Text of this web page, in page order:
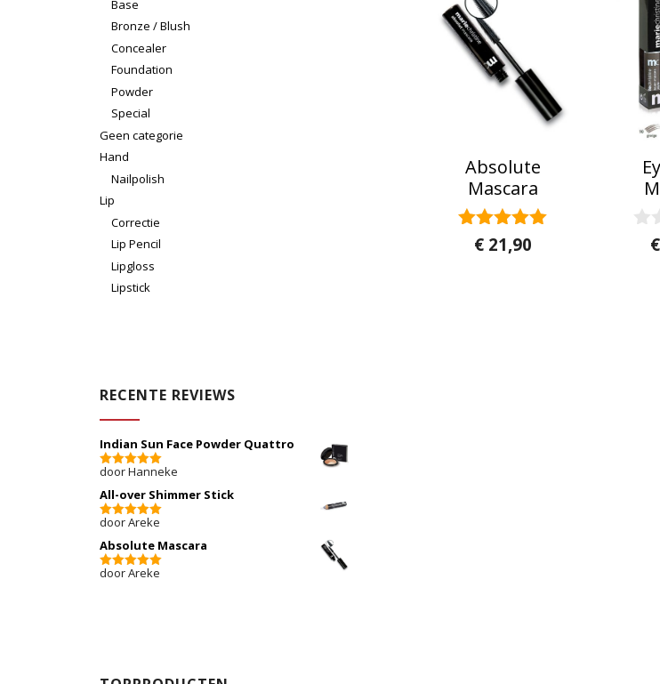
Absolute
Mascara
5.00
van 5
€ 21,90 €
Base
Bronze / Blush
Concealer
Foundation
Powder
Special
Geen categorie
Hand
Nailpolish
Lip
Correctie
Lip Pencil
Lipgloss
Lipstick
RECENTE REVIEWS
Indian Sun Face Powder Quattro
5van 5
door Hanneke
All-over Shimmer Stick
5van 5
door Areke
Absolute Mascara
5van 5
door Areke